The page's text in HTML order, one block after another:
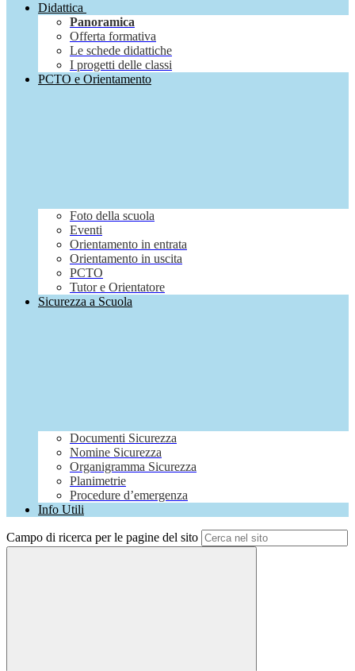
Didattica
Panoramica
Offerta formativa
Le schede didattiche
I progetti delle classi
PCTO e Orientamento
Foto della scuola
Eventi
Orientamento in entrata
Orientamento in uscita
PCTO
Tutor e Orientatore
Sicurezza a Scuola
Documenti Sicurezza
Nomine Sicurezza
Organigramma Sicurezza
Planimetrie
Procedure d’emergenza
Info Utili
Campo di ricerca per le pagine del sito